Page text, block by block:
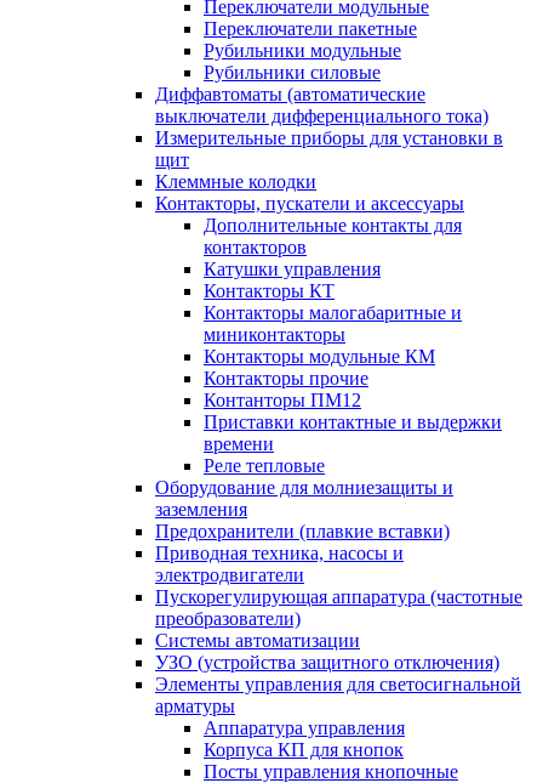
Переключатели модульные
Переключатели пакетные
Рубильники модульные
Рубильники силовые
Диффавтоматы (автоматические
выключатели дифференциального тока)
Измерительные приборы для установки в
щит
Клеммные колодки
Контакторы, пускатели и аксессуары
Дополнительные контакты для
контакторов
Катушки управления
Контакторы КТ
Контакторы малогабаритные и
миниконтакторы
Контакторы модульные КМ
Контакторы прочие
Контанторы ПМ12
Приставки контактные и выдержки
времени
Реле тепловые
Оборудование для молниезащиты и
заземления
Предохранители (плавкие вставки)
Приводная техника, насосы и
электродвигатели
Пускорегулирующая аппаратура (частотные
преобразователи)
Системы автоматизации
УЗО (устройства защитного отключения)
Элементы управления для светосигнальной
арматуры
Аппаратура управления
Корпуса КП для кнопок
Посты управления кнопочные